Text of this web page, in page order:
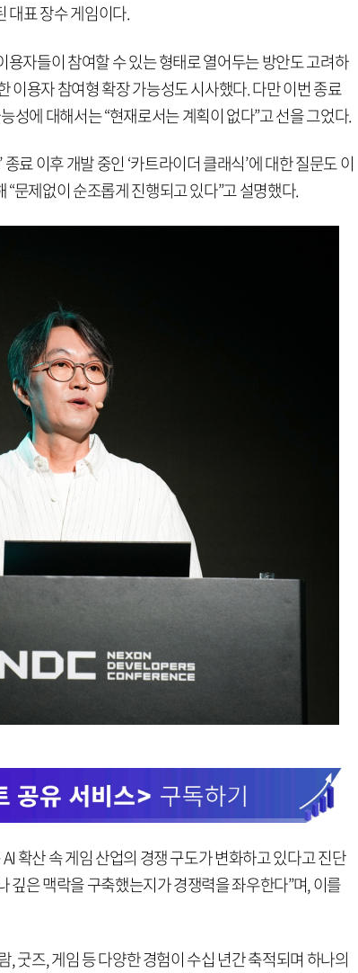
대표 장수 게임이다.
용자들이 참여할 수 있는 형태로 열어두는 방안도 고려하
이용자 참여형 확장 가능성도 시사했다. 다만 이번 종료
성에 대해서는 “현재로서는 계획이 없다”고 선을 그었다.
료 이후 개발 중인 ‘카트라이더 클래식’에 대한 질문도 이
문제없이 순조롭게 진행되고 있다”고 설명했다.
확산 속 게임 산업의 경쟁 구도가 변화하고 있다고 진단
깊은 맥락을 구축했는지가 경쟁력을 좌우한다”며, 이를
, 굿즈, 게임 등 다양한 경험이 수십 년간 축적되며 하나의